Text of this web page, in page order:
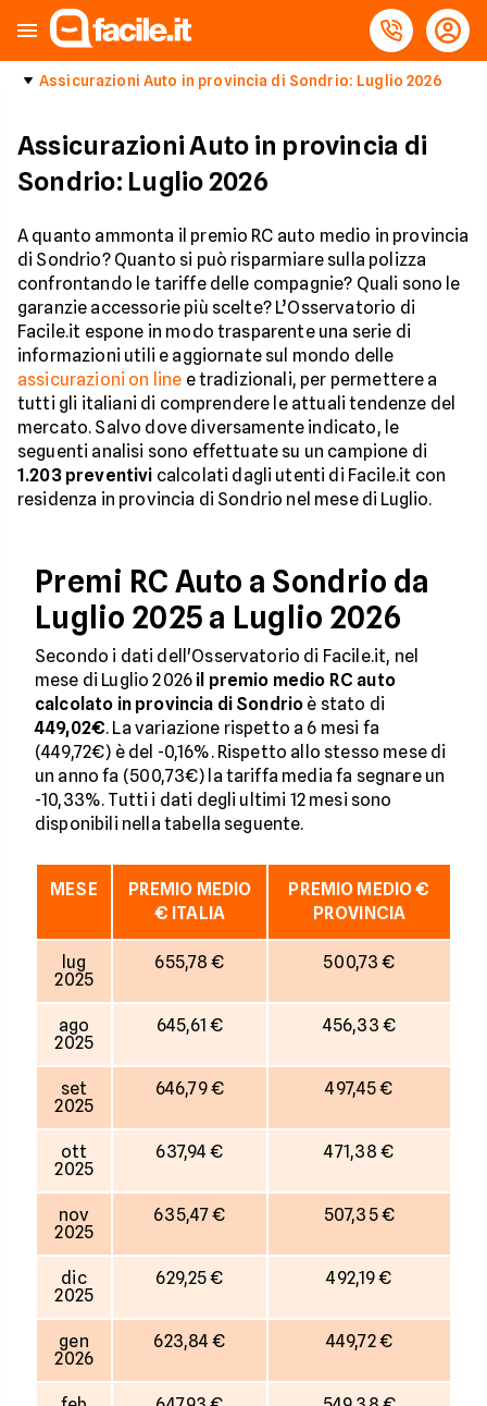
Assicurazioni Auto in provincia di Sondrio: Luglio 2026
Assicurazioni Auto in provincia di
Sondrio: Luglio 2026
A quanto ammonta il premio RC auto medio in provincia
di Sondrio? Quanto si può risparmiare sulla polizza
confrontando le tariffe delle compagnie? Quali sono le
garanzie accessorie più scelte? L’Osservatorio di
Facile.it espone in modo trasparente una serie di
informazioni utili e aggiornate sul mondo delle
assicurazioni on line e tradizionali, per permettere a
tutti gli italiani di comprendere le attuali tendenze del
mercato. Salvo dove diversamente indicato, le
seguenti analisi sono effettuate su un campione di
1.203 preventivi calcolati dagli utenti di Facile.it con
residenza in provincia di Sondrio nel mese di Luglio.
Premi RC Auto a Sondrio da
Luglio 2025 a Luglio 2026
Secondo i dati dell'Osservatorio di Facile.it, nel
mese di Luglio 2026 il premio medio RC auto
calcolato in provincia di Sondrio è stato di
449,02€. La variazione rispetto a 6 mesi fa
(449,72€) è del -0,16%. Rispetto allo stesso mese di
un anno fa (500,73€) la tariffa media fa segnare un
-10,33%. Tutti i dati degli ultimi 12 mesi sono
disponibili nella tabella seguente.
MESE
PREMIO MEDIO
€ ITALIA
PREMIO MEDIO €
PROVINCIA
lug
2025
655,78 € 500,73 €
ago
2025
645,61 € 456,33 €
set
2025
646,79 € 497,45 €
ott
2025
637,94 € 471,38 €
nov
2025
635,47 € 507,35 €
dic
2025
629,25 € 492,19 €
gen
2026
623,84 € 449,72 €